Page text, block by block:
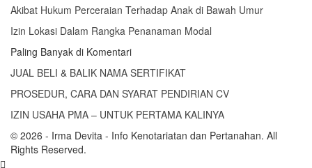
Akibat Hukum Perceraian Terhadap Anak di Bawah Umur
Izin Lokasi Dalam Rangka Penanaman Modal
Paling Banyak di Komentari
JUAL BELI & BALIK NAMA SERTIFIKAT
PROSEDUR, CARA DAN SYARAT PENDIRIAN CV
IZIN USAHA PMA – UNTUK PERTAMA KALINYA
© 2026 - Irma Devita - Info Kenotariatan dan Pertanahan. All
Rights Reserved.